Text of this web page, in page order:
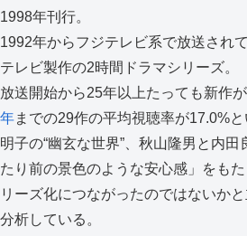
1998年刊行。
1992年からフジテレビ系で放送され
テレビ製作の2時間ドラマシリーズ。
放送開始から25年以上たっても新作が
年までの29作の平均視聴率が17.0%と
明子の“幽玄な世界”、秋山隆男と内田
たり前の景色のような安心感」をも
リーズ化につながったのではないか
分析している。